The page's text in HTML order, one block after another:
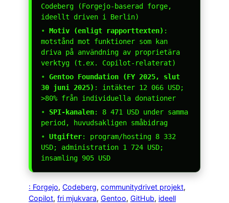
Codeberg (Forgejo-baserad forge,
ideellt driven i Berlin)
• Motiv (enligt rapporttexten) :
motstånd mot funktioner som kan
driva på användning av proprietära
verktyg (t.ex. Copilot-relaterat)
• Gentoo Foundation (FY 2025, slut
30 juni 2025) : intäkter 12 066 USD;
>80% från individuella donationer
•
SPI-kanalen: 8 471 USD under samma
period, huvudsakligen småbidrag
• Utgifter: program/hosting 8 332
USD; administration 1 724 USD;
insamling 905 USD
: Forgejo, Codeberg, communitydrivet projekt
Copilot, fri mjukvara, Gentoo, GitHub, ideell